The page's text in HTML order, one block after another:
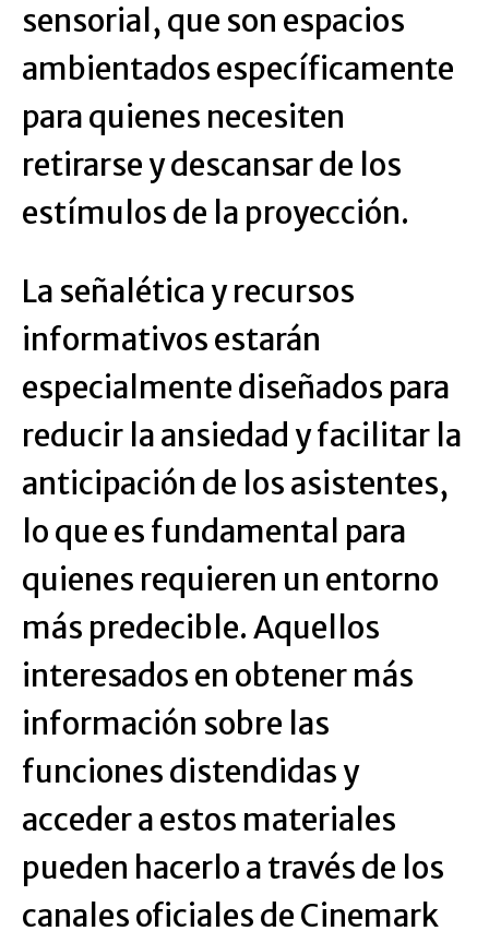
sensorial, que son espacios
ambientados específicamente
para quienes necesiten
retirarse y descansar de los
estímulos de la proyección.
La señalética y recursos
informativos estarán
especialmente diseñados para
reducir la ansiedad y facilitar la
anticipación de los asistentes,
lo que es fundamental para
quienes requieren un entorno
más predecible. Aquellos
interesados en obtener más
información sobre las
funciones distendidas y
acceder a estos materiales
pueden hacerlo a través de los
canales oficiales de Cinemark